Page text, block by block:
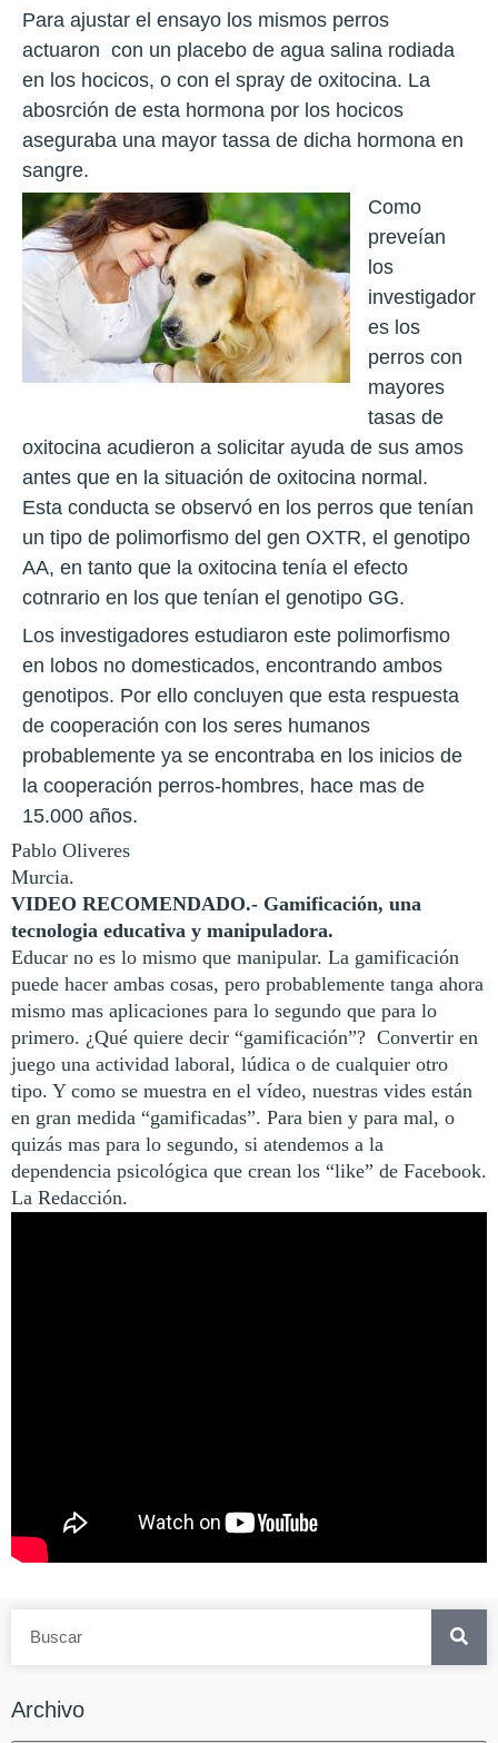
Archivo
Para ajustar el ensayo los mismos perros
actuaron con un placebo de agua salina rodiada
en los hocicos, o con el spray de oxitocina. La
abosrción de esta hormona por los hocicos
aseguraba una mayor tassa de dicha hormona en
sangre.
Como
preveían
los
investigador
es los
perros con
mayores
tasas de
oxitocina acudieron a solicitar ayuda de sus amos
antes que en la situación de oxitocina normal.
Esta conducta se observó en los perros que tenían
un tipo de polimorfismo del gen OXTR, el genotipo
AA, en tanto que la oxitocina tenía el efecto
cotnrario en los que tenían el genotipo GG.
Los investigadores estudiaron este polimorfismo
en lobos no domesticados, encontrando ambos
genotipos. Por ello concluyen que esta respuesta
de cooperación con los seres humanos
probablemente ya se encontraba en los inicios de
la cooperación perros-hombres, hace mas de
15.000 años.
Pablo Oliveres
Murcia.
VIDEO RECOMENDADO.- Gamificación, una
tecnologia educativa y manipuladora.
Educar no es lo mismo que manipular. La gamificación
puede hacer ambas cosas, pero probablemente tanga ahora
mismo mas aplicaciones para lo segundo que para lo
primero. ¿Qué quiere decir “gamificación”? Convertir en
juego una actividad laboral, lúdica o de cualquier otro
tipo. Y como se muestra en el vídeo, nuestras vides están
en gran medida “gamificadas”. Para bien y para mal, o
quizás mas para lo segundo, si atendemos a la
dependencia psicológica que crean los “like” de Facebook.
La Redacción.